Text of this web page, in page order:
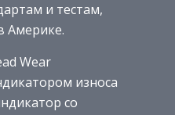
и тестам,
Америке.
Wear
износа
со